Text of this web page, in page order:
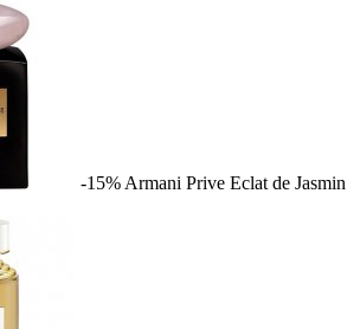
-15% Armani Prive Eclat de Jasmin